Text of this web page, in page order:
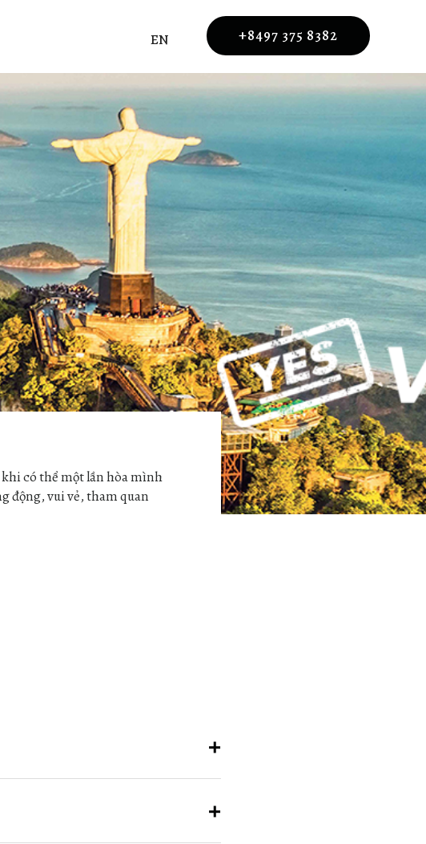
EN +8497 375 8382
có thể một lần hòa mình
động, vui vẻ, tham quan